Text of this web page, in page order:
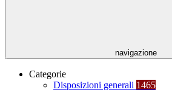
navigazione
Categorie
Disposizioni generali 1465